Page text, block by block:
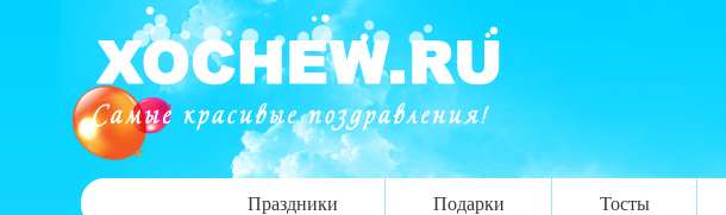
Праздники Подарки Тосты